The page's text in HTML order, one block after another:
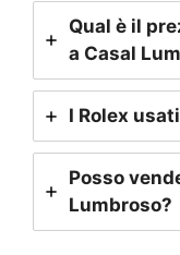
Qual è il
a Casal
I Rolex
Posso
Lumbroso?